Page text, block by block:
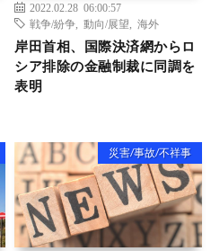
2022.02.28 06:00:57
戦争/紛争
動向/展望 海外
岸田首相、国際決済網からロ
シア排除の金融制裁に同調を
表明
災害/事故/不祥事